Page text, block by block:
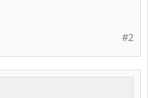
#2